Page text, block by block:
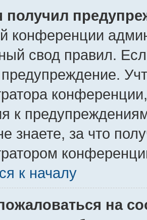
получил
конференции
свод правил.
к
знаете, за что
к началу
на